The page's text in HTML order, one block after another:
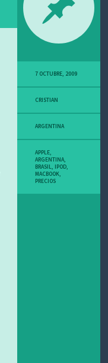
7 OCTUBRE, 2009
CRISTIAN
ARGENTINA
APPLE,
ARGENTINA,
BRASIL, IPOD,
MACBOOK,
PRECIOS